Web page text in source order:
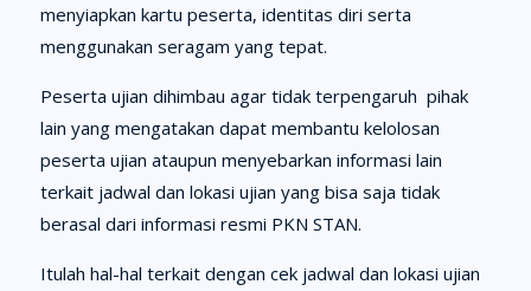
menyiapkan kartu peserta, identitas diri serta
menggunakan seragam yang tepat.
Peserta ujian dihimbau agar tidak terpengaruh pihak
lain yang mengatakan dapat membantu kelolosan
peserta ujian ataupun menyebarkan informasi lain
terkait jadwal dan lokasi ujian yang bisa saja tidak
berasal dari informasi resmi PKN STAN.
Itulah hal-hal terkait dengan cek jadwal dan lokasi ujian